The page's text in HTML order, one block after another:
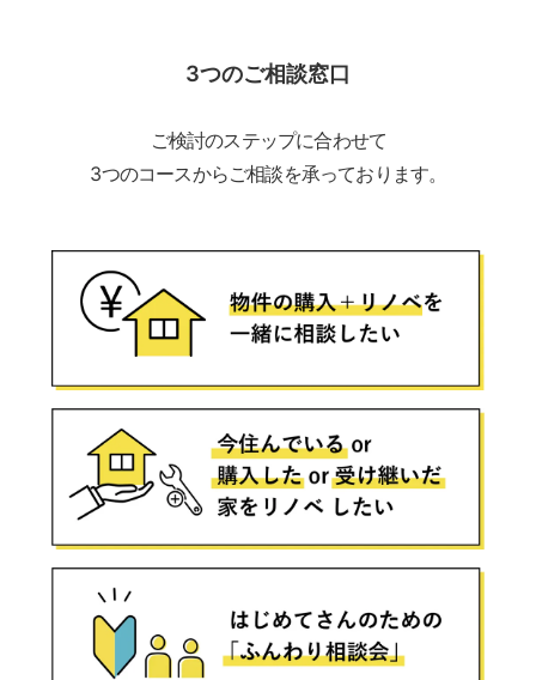
3つのご相談窓口
ご検討のステップに合わせて
3つのコースからご相談を承っております。